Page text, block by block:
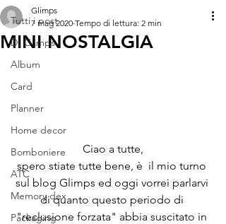
Tutti i post
Dt Glimps
Album
Card
Planner
Home decor
Bomboniere
ATC
Memory dex
Packaging
MINI NOSTALGIA
Glimps
7 mag 2020 Tempo di lettura: 2 min
Ciao a tutte,
spero stiate tutte bene, è  il mio turno
sul blog Glimps ed oggi vorrei parlarvi
di quanto questo periodo di
"reclusione forzata" abbia suscitato in